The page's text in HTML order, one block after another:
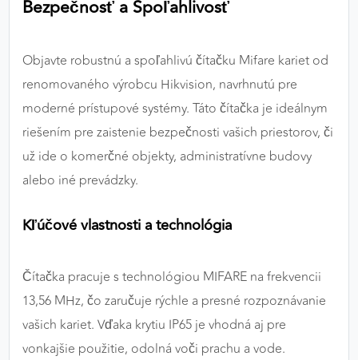
Bezpečnosť a Spoľahlivosť
Objavte robustnú a spoľahlivú čítačku Mifare kariet od
renomovaného výrobcu Hikvision, navrhnutú pre
moderné prístupové systémy. Táto čítačka je ideálnym
riešením pre zaistenie bezpečnosti vašich priestorov, či
už ide o komerčné objekty, administratívne budovy
alebo iné prevádzky.
Kľúčové vlastnosti a technológia
Čítačka pracuje s technológiou MIFARE na frekvencii
13,56 MHz, čo zaručuje rýchle a presné rozpoznávanie
vašich kariet. Vďaka krytiu IP65 je vhodná aj pre
vonkajšie použitie, odolná voči prachu a vode.
výkon a funkčnosť našich stránok.
Google Analytics
Poskytovateľ: Google
MARKETINGOVÉ COOKIES
Marketingové cookies sa používajú na sledovanie
správania používateľov naprieč webovými
zobrazovať cielenú a relevantnú reklamu, a to na
Google Ads
Poskytovateľ: Google